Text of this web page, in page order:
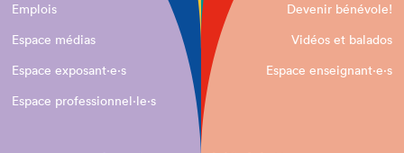
Emplois
Devenir bénévole!
Espace médias
Vidéos et balados
Espace exposant·e⋅s
Espace enseignant·e⋅s
Espace professionnel·le⋅s